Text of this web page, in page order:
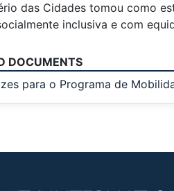
das Cidades tomou como
inclusiva e com
DOCUMENTS
para o Programa de